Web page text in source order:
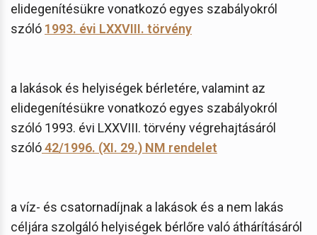
elidegenítésükre vonatkozó egyes szabályokról
szóló 1993. évi LXXVIII. törvény
a lakások és helyiségek bérletére, valamint az
elidegenítésükre vonatkozó egyes szabályokról
szóló 1993. évi LXXVIII. törvény végrehajtásáról
szóló42/1996. (XI. 29.) NM rendelet
a víz- és csatornadíjnak a lakások és a nem lakás
céljára szolgáló helyiségek bérlőre való áthárításáról